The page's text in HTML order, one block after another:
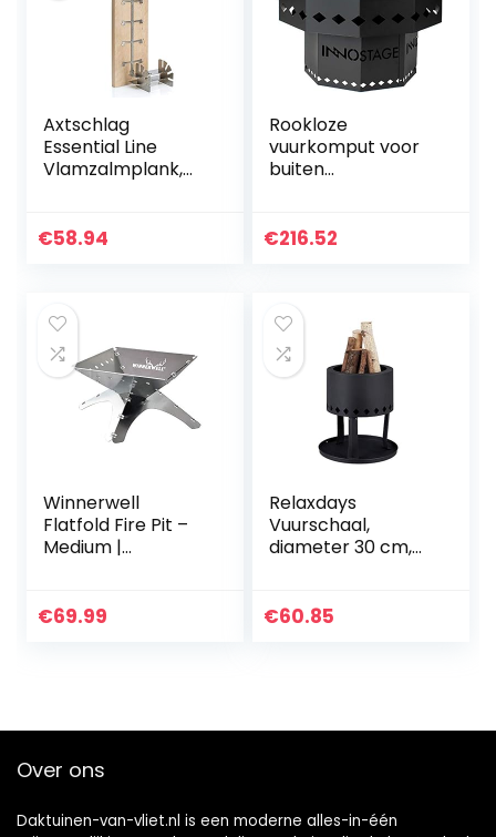
Axtschlag
Essential Line
Vlamzalmplank,
houder van
€58.94
Rookloze
vuurkomput voor
buiten
draagbare
€216.52
Winnerwell
Flatfold Fire Pit –
Medium |
vuurpan
€69.99
Relaxdays
Vuurschaal,
diameter 30 cm,
pellets en
€60.85
Over ons
Daktuinen-van-vliet.nl is een moderne alles-in-één